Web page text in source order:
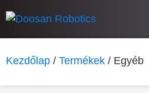
Kezdőlap / Termékek / Egyéb